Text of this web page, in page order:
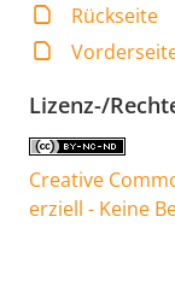
Rückseite
Lizenz-/
Creative
erziell - Keine